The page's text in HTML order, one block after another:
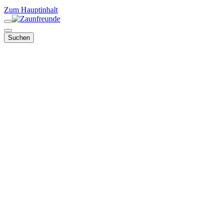
Zum Hauptinhalt
Suchen